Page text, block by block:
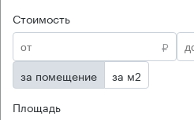
Стоимость
₽
за помещение
за м2
Площадь